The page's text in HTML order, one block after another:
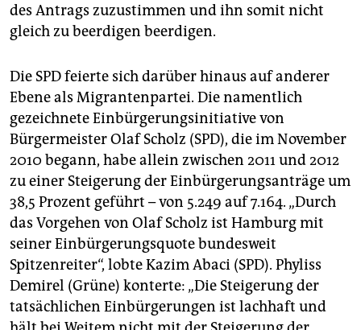
des Antrags zuzustimmen und ihn somit nicht
gleich zu beerdigen beerdigen.
Die SPD feierte sich darüber hinaus auf anderer
Ebene als Migrantenpartei. Die namentlich
gezeichnete Einbürgerungsinitiative von
Bürgermeister Olaf Scholz (SPD), die im November
2010 begann, habe allein zwischen 2011 und 2012
zu einer Steigerung der Einbürgerungsanträge um
38,5 Prozent geführt – von 5.249 auf 7.164. „Durch
das Vorgehen von Olaf Scholz ist Hamburg mit
seiner Einbürgerungsquote bundesweit
Spitzenreiter“, lobte Kazim Abaci (SPD). Phyliss
Demirel (Grüne) konterte: „Die Steigerung der
tatsächlichen Einbürgerungen ist lachhaft und